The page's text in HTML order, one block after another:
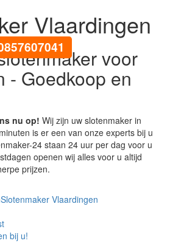
Vlaardingen
voor
- Goedkoop en
nu op! Wij zijn uw slotenmaker in
is er een van onze experts bij u
24 staan 24 uur per dag voor u
openen wij alles voor u altijd
prijzen.
Slotenmaker Vlaardingen
bij u!